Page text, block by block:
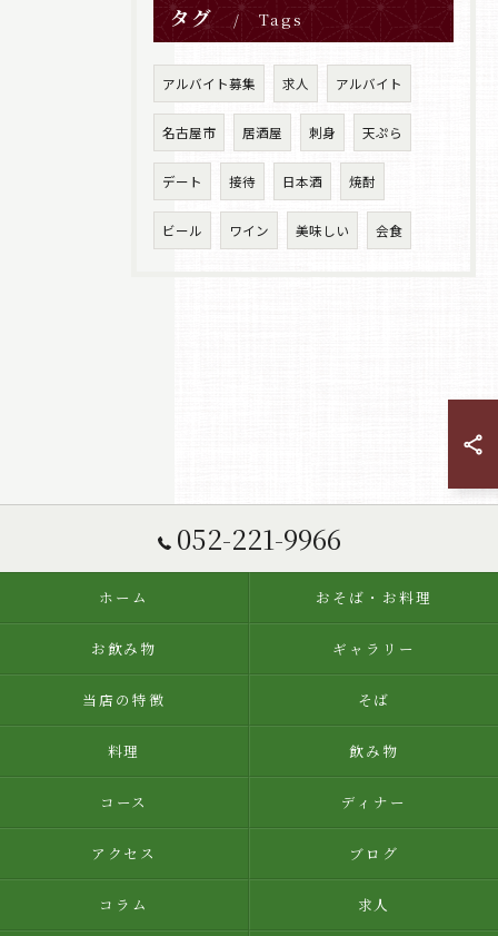
タグ Tags
アルバイト募集 求人 アルバイト
名古屋市 居酒屋 刺身 天ぷら
デート 接待 日本酒 焼酎
ビール ワイン 美味しい 会食
052-221-9966
ホーム おそば・お料理
お飲み物 ギャラリー
当店の特徴 そば
料理 飲み物
コース ディナー
アクセス ブログ
コラム 求人